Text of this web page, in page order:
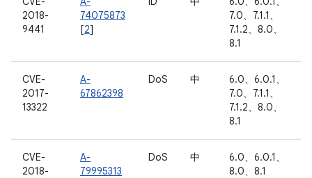
2018-
9441
74075873
[2]
7.0、7.1.1、
7.1.2、8.0、
8.1
CVE-
2017-
13322
A-
67862398
DoS 中
6.0、6.0.1、
7.0、7.1.1、
7.1.2、8.0、
8.1
CVE-
2018-
A-
79995313
DoS 中
6.0、6.0.1、
8.0、8.1